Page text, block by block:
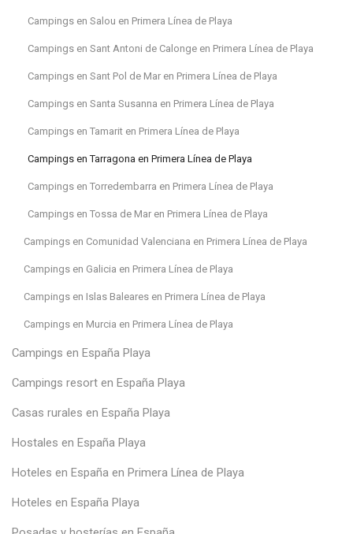
Campings en Salou en Primera Línea de Playa
Campings en Sant Antoni de Calonge en Primera Línea de Playa
Campings en Sant Pol de Mar en Primera Línea de Playa
Campings en Santa Susanna en Primera Línea de Playa
Campings en Tamarit en Primera Línea de Playa
Campings en Tarragona en Primera Línea de Playa
Campings en Torredembarra en Primera Línea de Playa
Campings en Tossa de Mar en Primera Línea de Playa
Campings en Comunidad Valenciana en Primera Línea de Playa
Campings en Galicia en Primera Línea de Playa
Campings en Islas Baleares en Primera Línea de Playa
Campings en Murcia en Primera Línea de Playa
Campings en España Playa
Campings resort en España Playa
Casas rurales en España Playa
Hostales en España Playa
Hoteles en España en Primera Línea de Playa
Hoteles en España Playa